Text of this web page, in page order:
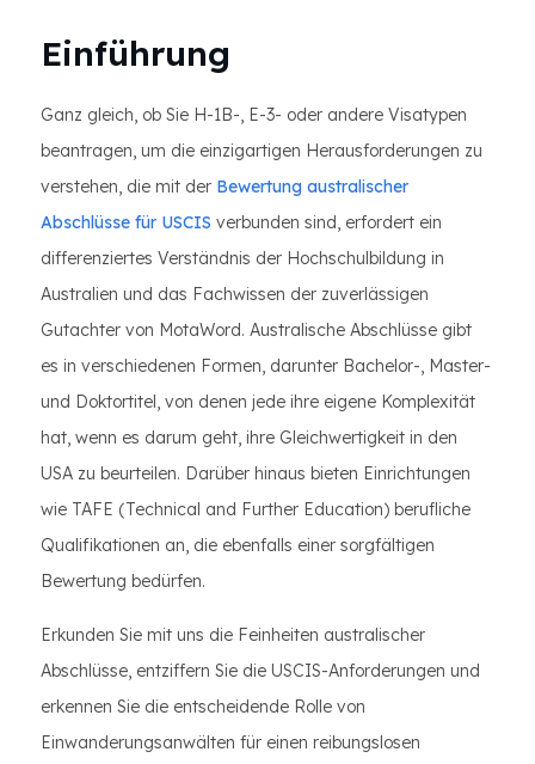
Einführung
Ganz gleich, ob Sie H-1B-, E-3- oder andere Visatypen
beantragen, um die einzigartigen Herausforderungen zu
verstehen, die mit der Bewertung australischer
Abschlüsse für USCIS verbunden sind, erfordert ein
differenziertes Verständnis der Hochschulbildung in
Australien und das Fachwissen der zuverlässigen
Gutachter von MotaWord. Australische Abschlüsse gibt
es in verschiedenen Formen, darunter Bachelor-, Master-
und Doktortitel, von denen jede ihre eigene Komplexität
hat, wenn es darum geht, ihre Gleichwertigkeit in den
USA zu beurteilen. Darüber hinaus bieten Einrichtungen
wie TAFE (Technical and Further Education) berufliche
Qualifikationen an, die ebenfalls einer sorgfältigen
Bewertung bedürfen.
Erkunden Sie mit uns die Feinheiten australischer
Abschlüsse, entziffern Sie die USCIS-Anforderungen und
erkennen Sie die entscheidende Rolle von
Einwanderungsanwälten für einen reibungslosen